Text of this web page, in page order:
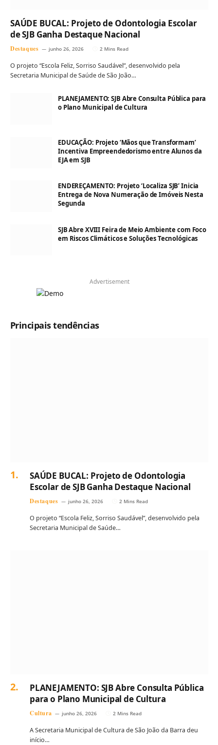
SAÚDE BUCAL: Projeto de Odontologia Escolar
de SJB Ganha Destaque Nacional
Destaques junho 26, 2026 2 Mins Read
O projeto “Escola Feliz, Sorriso Saudável”, desenvolvido pela
Secretaria Municipal de Saúde de São João…
PLANEJAMENTO: SJB Abre Consulta Pública para
o Plano Municipal de Cultura
EDUCAÇÃO: Projeto ‘Mãos que Transformam’
Incentiva Empreendedorismo entre Alunos da
EJA em SJB
ENDEREÇAMENTO: Projeto ‘Localiza SJB’ Inicia
Entrega de Nova Numeração de Imóveis Nesta
Segunda
SJB Abre XVIII Feira de Meio Ambiente com Foco
em Riscos Climáticos e Soluções Tecnológicas
Advertisement
Principais tendências
SAÚDE BUCAL: Projeto de Odontologia
Escolar de SJB Ganha Destaque Nacional
Destaques junho 26, 2026 2 Mins Read
O projeto “Escola Feliz, Sorriso Saudável”, desenvolvido pela
Secretaria Municipal de Saúde…
PLANEJAMENTO: SJB Abre Consulta Pública
para o Plano Municipal de Cultura
Cultura junho 26, 2026 2 Mins Read
A Secretaria Municipal de Cultura de São João da Barra deu
início…